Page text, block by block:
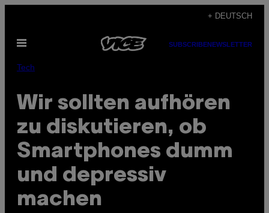
content
+ DEUTSCH
Open
SUBSCRIBENEWSLETTER
Tech
Wir sollten aufhören
zu diskutieren, ob
Smartphones dumm
und depressiv
machen